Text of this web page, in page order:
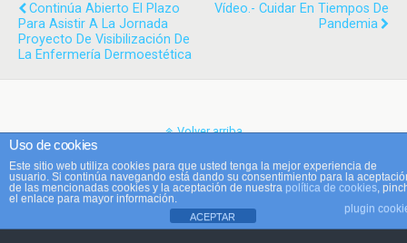
Continúa Abierto El Plazo
Para Asistir A La Jornada
Proyecto De Visibilización De
La Enfermería Dermoestética
Vídeo.- Cuidar En Tiempos De
Pandemia
Volver arriba
Móvil Escritorio
Uso de cookies
Este sitio web utiliza cookies para que usted tenga la mejor experiencia de
usuario. Si continúa navegando está dando su consentimiento para la
de las mencionadas cookies y la aceptación de nuestra política de cookies,
el enlace para mayor información.
plugin
ACEPTAR